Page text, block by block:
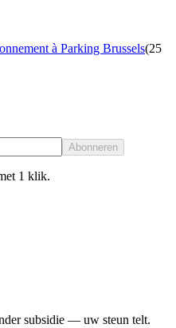
à Parking Brussels(25
Abonneren
1 klik.
subsidie — uw steun telt.